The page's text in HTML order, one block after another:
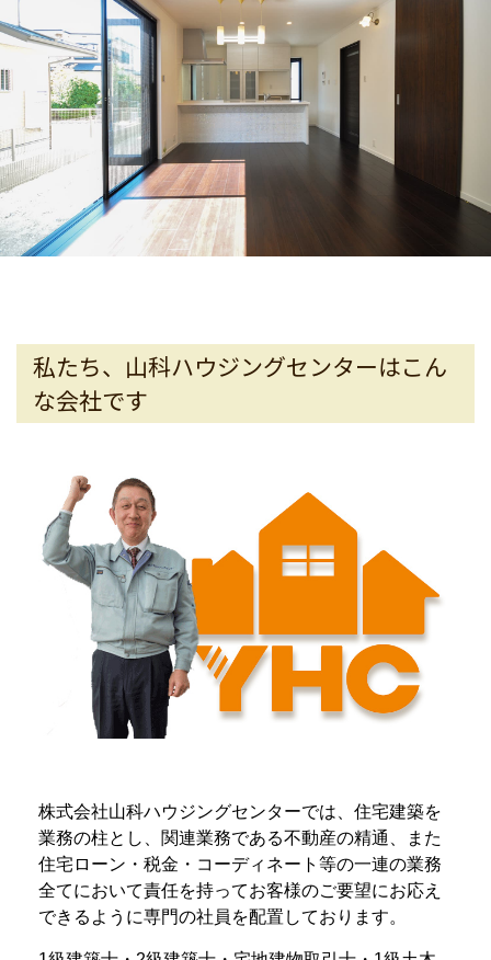
私たち、山科ハウジングセンターはこん
な会社です
株式会社山科ハウジングセンターでは、住宅建築を
業務の柱とし、関連業務である不動産の精通、また
住宅ローン・税金・コーディネート等の一連の業務
全てにおいて責任を持ってお客様のご要望にお応え
できるように専門の社員を配置しております。